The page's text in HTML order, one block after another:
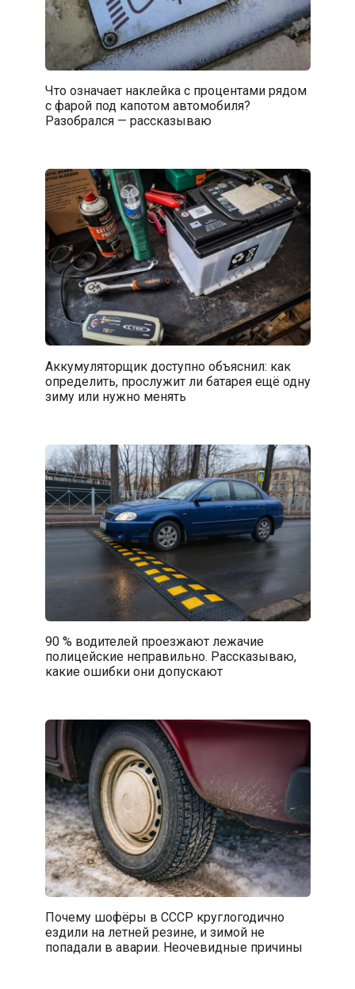
Что означает наклейка с процентами рядом
с фарой под капотом автомобиля?
Разобрался — рассказываю
Аккумуляторщик доступно объяснил: как
определить, прослужит ли батарея ещё одну
зиму или нужно менять
90 % водителей проезжают лежачие
полицейские неправильно. Рассказываю,
какие ошибки они допускают
Почему шофёры в СССР круглогодично
ездили на летней резине, и зимой не
попадали в аварии. Неочевидные причины